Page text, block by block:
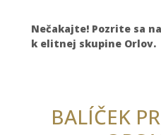
Nečakajte! Pozrite sa
k elitnej skupine Orlov.
BALÍČEK